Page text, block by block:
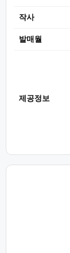
작사
발매월
제공정보